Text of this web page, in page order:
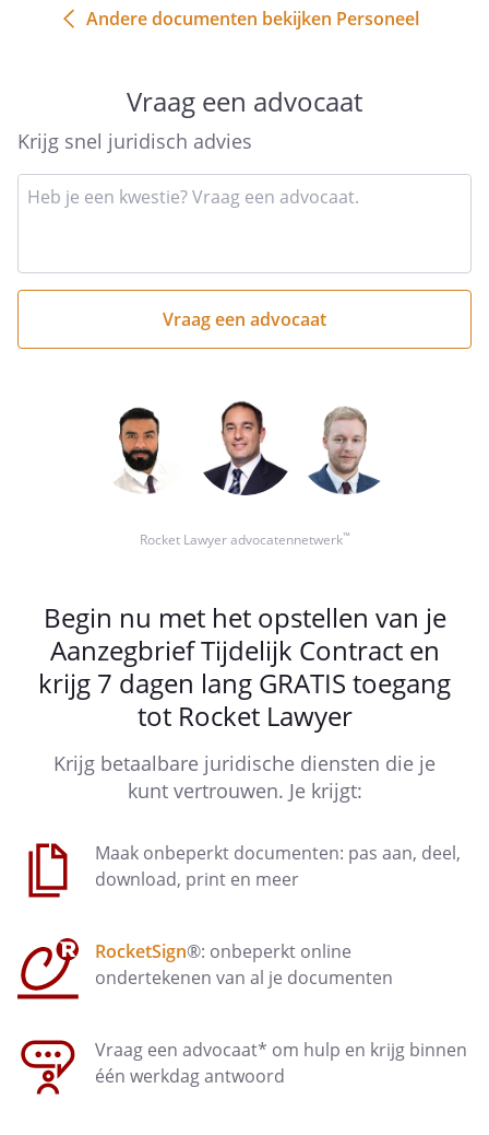
Andere documenten bekijken Personeel
Vraag een advocaat
Krijg snel juridisch advies
hier
kort
vraag
Rocket Lawyer advocatennetwerk™
Begin nu met het opstellen van je
Aanzegbrief Tijdelijk Contract en
krijg 7 dagen lang GRATIS toegang
tot Rocket Lawyer
Krijg betaalbare juridische diensten die je
kunt vertrouwen. Je krijgt:
Maak onbeperkt documenten: pas aan, deel,
download, print en meer
RocketSign®: onbeperkt online
ondertekenen van al je documenten
Vraag een advocaat* om hulp en krijg binnen
één werkdag antwoord